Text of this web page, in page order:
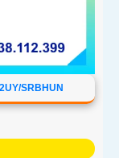
SRBHUN